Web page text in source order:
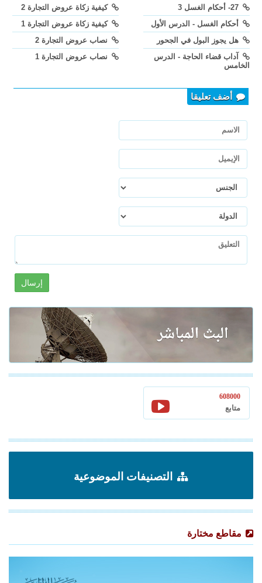
أحكام الغسل - الدرس الأول
هل يجوز البول في الجحور
آداب قضاء الحاجة - الدرس
الخامس
كيفية زكاة عروض التجارة 2
كيفية زكاة عروض التجارة 1
نصاب عروض التجارة 2
نصاب عروض التجارة 1
أضف تعليقا
إرسال
608000
متابع
التصنيفات الموضوعية
مقاطع مختارة